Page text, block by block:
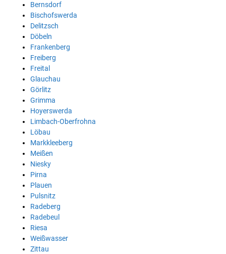
Bernsdorf
Bischofswerda
Delitzsch
Döbeln
Frankenberg
Freiberg
Freital
Glauchau
Görlitz
Grimma
Hoyerswerda
Limbach-Oberfrohna
Löbau
Markkleeberg
Meißen
Niesky
Pirna
Plauen
Pulsnitz
Radeberg
Radebeul
Riesa
Weißwasser
Zittau